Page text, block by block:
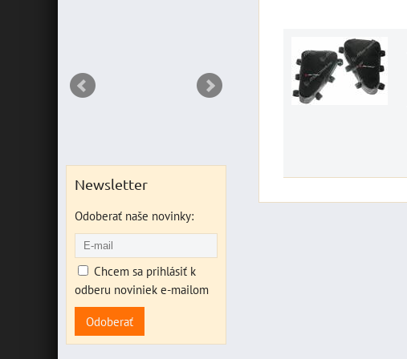
Newsletter
Odoberať naše novinky:
Chcem sa prihlásiť k
odberu noviniek e-mailom
Odoberať